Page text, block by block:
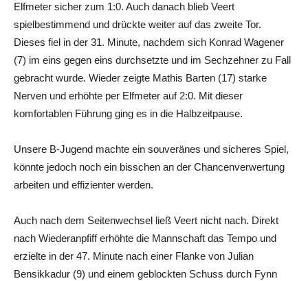
Elfmeter sicher zum 1:0. Auch danach blieb Veert
spielbestimmend und drückte weiter auf das zweite Tor.
Dieses fiel in der 31. Minute, nachdem sich Konrad Wagener
(7) im eins gegen eins durchsetzte und im Sechzehner zu Fall
gebracht wurde. Wieder zeigte Mathis Barten (17) starke
Nerven und erhöhte per Elfmeter auf 2:0. Mit dieser
komfortablen Führung ging es in die Halbzeitpause.
Unsere B-Jugend machte ein souveränes und sicheres Spiel,
könnte jedoch noch ein bisschen an der Chancenverwertung
arbeiten und effizienter werden.
Auch nach dem Seitenwechsel ließ Veert nicht nach. Direkt
nach Wiederanpfiff erhöhte die Mannschaft das Tempo und
erzielte in der 47. Minute nach einer Flanke von Julian
Bensikkadur (9) und einem geblockten Schuss durch Fynn